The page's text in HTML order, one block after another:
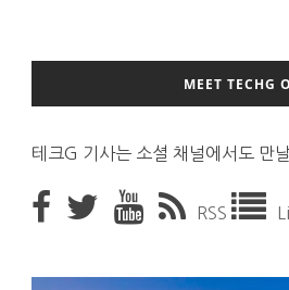
MEET TECHG
테크G 기사는 소셜 채널에서도 만
RSS